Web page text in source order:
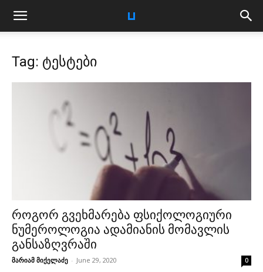
Tag: ტესტები
როგორ გვეხმარება ფსიქოლოგიური
ნუმეროლოგია ადამიანის მომავლის
განსაზღვრაში
მარიამ მიქელაძე - June 29, 2020 0